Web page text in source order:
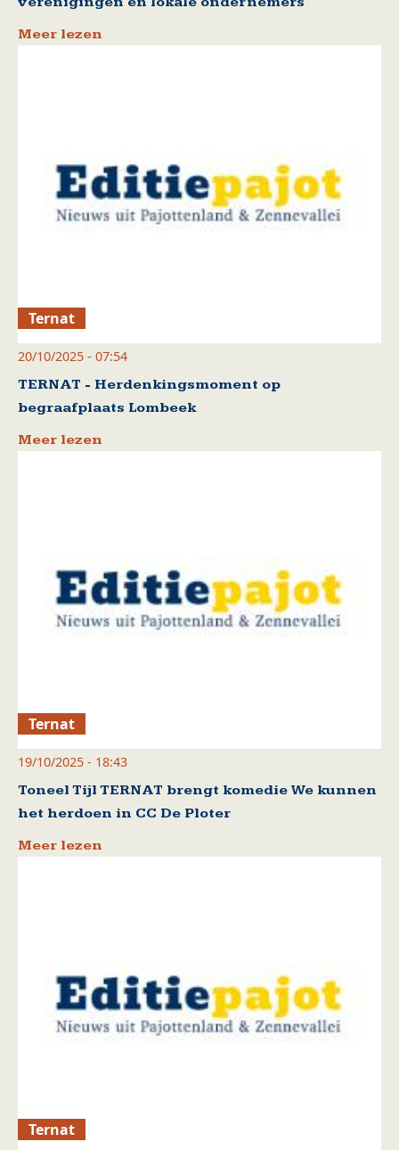
Meer lezen
Ternat
20/10/2025 - 07:54
TERNAT - Herdenkingsmoment op
begraafplaats Lombeek
Meer lezen
Ternat
19/10/2025 - 18:43
Toneel Tijl TERNAT brengt komedie We kunnen
het herdoen in CC De Ploter
Meer lezen
Ternat